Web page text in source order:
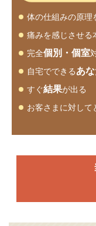
体の仕組みの原理
痛みを感じさせる
完全個別・個室
自宅でできるあ
すぐ結果が出る
お客さまに対して